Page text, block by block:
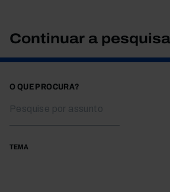
Continuar a
O QUE PROCURA?
TEMA